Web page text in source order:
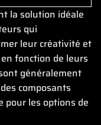
la solution idéale
qui
leur créativité et
fonction de leurs
généralement
composants
pour les options de